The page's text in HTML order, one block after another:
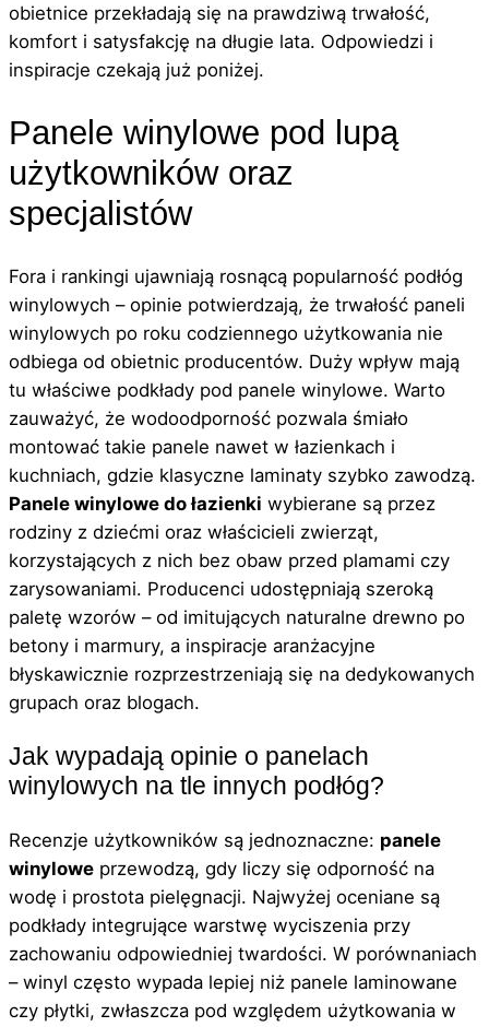
obietnice przekładają się na prawdziwą trwałość,
komfort i satysfakcję na długie lata. Odpowiedzi i
inspiracje czekają już poniżej.
Panele winylowe pod lupą
użytkowników oraz
specjalistów
Fora i rankingi ujawniają rosnącą popularność podłóg
winylowych – opinie potwierdzają, że trwałość paneli
winylowych po roku codziennego użytkowania nie
odbiega od obietnic producentów. Duży wpływ mają
tu właściwe podkłady pod panele winylowe. Warto
zauważyć, że wodoodporność pozwala śmiało
montować takie panele nawet w łazienkach i
kuchniach, gdzie klasyczne laminaty szybko zawodzą.
Panele winylowe do łazienki wybierane są przez
rodziny z dziećmi oraz właścicieli zwierząt,
korzystających z nich bez obaw przed plamami czy
zarysowaniami. Producenci udostępniają szeroką
paletę wzorów – od imitujących naturalne drewno po
betony i marmury, a inspiracje aranżacyjne
błyskawicznie rozprzestrzeniają się na dedykowanych
grupach oraz blogach.
Jak wypadają opinie o panelach
winylowych na tle innych podłóg?
Recenzje użytkowników są jednoznaczne: panele
winylowe przewodzą, gdy liczy się odporność na
wodę i prostota pielęgnacji. Najwyżej oceniane są
podkłady integrujące warstwę wyciszenia przy
zachowaniu odpowiedniej twardości. W porównaniach
– winyl często wypada lepiej niż panele laminowane
czy płytki, zwłaszcza pod względem użytkowania w